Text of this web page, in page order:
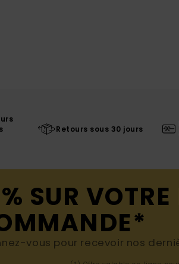
Retours sous 30 jours
SUR VOTRE
vous pour recevoir nos